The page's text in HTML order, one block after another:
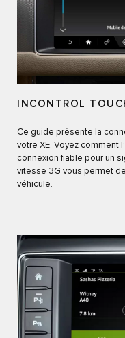
INCONTROL
Ce guide présente la
votre XE. Voyez comment
connexion fiable pour un
vitesse 3G vous permet
véhicule.